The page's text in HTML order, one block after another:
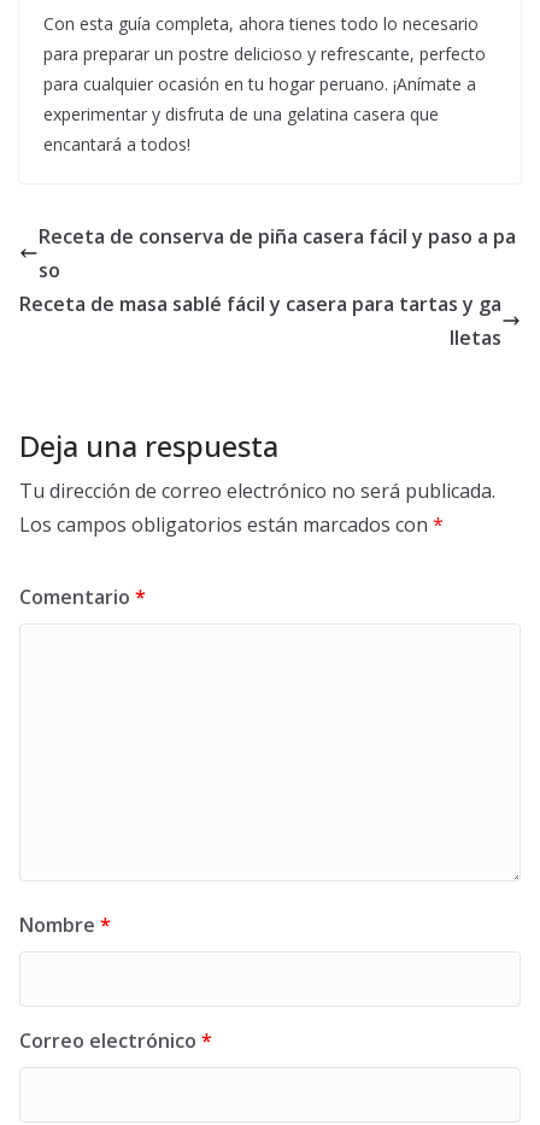
Con esta guía completa, ahora tienes todo lo necesario
para preparar un postre delicioso y refrescante, perfecto
para cualquier ocasión en tu hogar peruano. ¡Anímate a
experimentar y disfruta de una gelatina casera que
encantará a todos!
Receta de conserva de piña casera fácil y paso a pa
so
Receta de masa sablé fácil y casera para tartas y ga
lletas
Deja una respuesta
Tu dirección de correo electrónico no será publicada.
Los campos obligatorios están marcados con *
Comentario *
Nombre *
Correo electrónico *